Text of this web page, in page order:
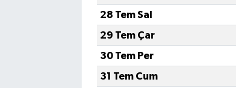
28 Tem Sal
29 Tem Çar
30 Tem Per
31 Tem Cum